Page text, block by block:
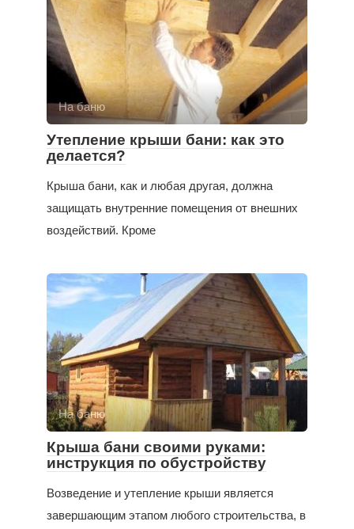
На баню
Утепление крыши бани: как это
делается?
Крыша бани, как и любая другая, должна
защищать внутренние помещения от внешних
воздействий. Кроме
На баню
Крыша бани своими руками:
инструкция по обустройству
Возведение и утепление крыши является
завершающим этапом любого строительства, в